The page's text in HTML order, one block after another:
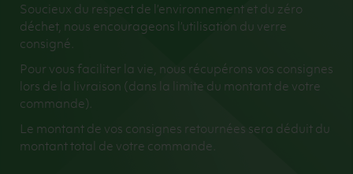
Soucieux du respect de l’environnement et du zéro
déchet, nous encourageons l’utilisation du verre
consigné.
Pour vous faciliter la vie, nous récupérons vos consignes
lors de la livraison (dans la limite du montant de votre
commande).
Le montant de vos consignes retournées sera déduit du
montant total de votre commande.